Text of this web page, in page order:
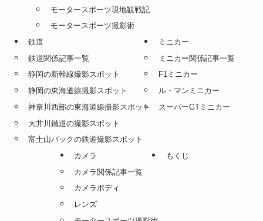
モータースポーツ現地観戦記
モータースポーツ撮影術
鉄道
鉄道関係記事一覧
静岡の新幹線撮影スポット
静岡の東海道線撮影スポット
神奈川西部の東海道線撮影スポット
大井川鐵道の撮影スポット
富士山バックの鉄道撮影スポット
ミニカー
ミニカー関係記事一覧
F1ミニカー
ル・マンミニカー
スーパーGTミニカー
カメラ
カメラ関係記事一覧
カメラボディ
レンズ
もくじ